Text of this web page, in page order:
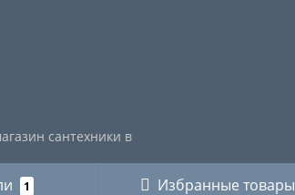
сантехники в
1 Избранные товары